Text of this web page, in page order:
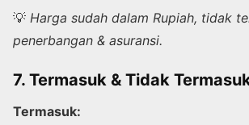
💡 Harga sudah dalam Rupiah, tidak
penerbangan & asuransi.
7. Termasuk & Tidak
Termasuk: